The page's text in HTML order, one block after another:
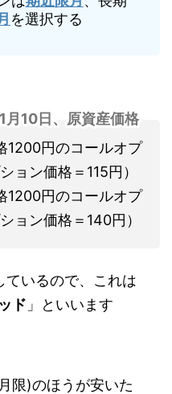
を選択する
月10日、原資産価格
1200円のコールオプ
ョン価格＝115円）
1200円のコールオプ
ョン価格＝140円）
ているので、これは
ド 」といいます
限)のほうが安いた